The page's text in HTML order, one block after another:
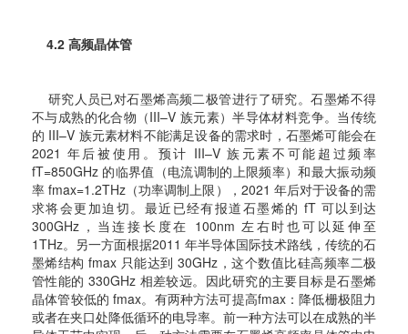
4.2 高频晶体管
研究人员已对石墨烯高频二极管进行了研究。石墨烯不得
不与成熟的化合物（III–V 族元素）半导体材料竞争。当传统
的 III–V 族元素材料不能满足设备的需求时，石墨烯可能会在
2021 年后被使用。预计 III–V 族元素不可能超过频率
fT=850GHz 的临界值（电流调制的上限频率）和最大振动频
率 fmax=1.2THz（功率调制上限），2021 年后对于设备的需
求将会更加迫切。最近已经有报道石墨烯的 fT 可以到达
300GHz，当连接长度在 100nm 左右时也可以延伸至
1THz。另一方面根据2011 年半导体国际技术路线，传统的石
墨烯结构 fmax 只能达到 30GHz，这个数值比硅高频率二极
管性能的 330GHz 相差较远。因此研究的主要目标是石墨烯
晶体管较低的 fmax。有两种方法可提高fmax：降低栅极阻力
或者在夹口处降低循环的电导率。前一种方法可以在成熟的半